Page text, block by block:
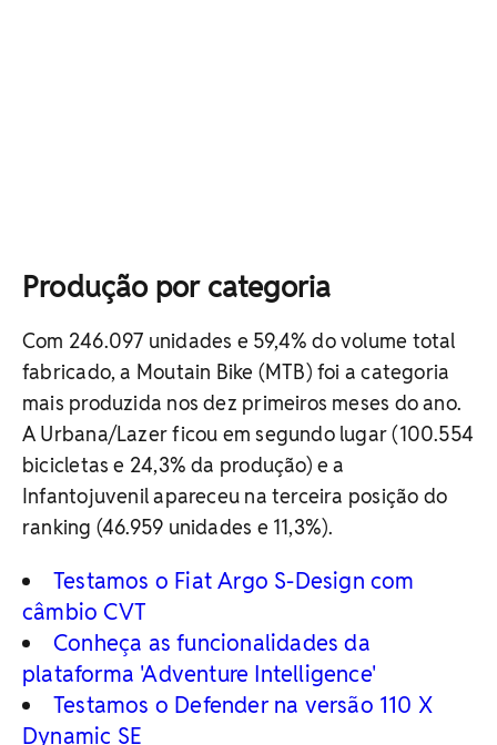
Produção por categoria
Com 246.097 unidades e 59,4% do volume total
fabricado, a Moutain Bike (MTB) foi a categoria
mais produzida nos dez primeiros meses do ano.
A Urbana/Lazer ficou em segundo lugar (100.554
bicicletas e 24,3% da produção) e a
Infantojuvenil apareceu na terceira posição do
ranking (46.959 unidades e 11,3%).
Testamos o Fiat Argo S-Design com
câmbio CVT
Conheça as funcionalidades da
plataforma 'Adventure Intelligence'
Testamos o Defender na versão 110 X
Dynamic SE